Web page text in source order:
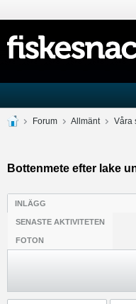
Forum Allmänt Våra
Bottenmete efter lake
INLÄGG
SENASTE AKTIVITETEN
FOTON